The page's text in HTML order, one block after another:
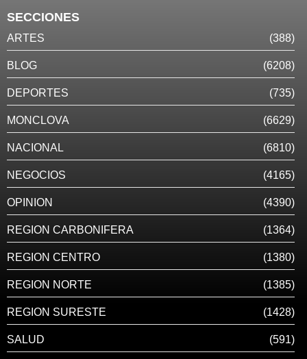
SECCIONES
ARTES (388)
BLOG (6208)
DEPORTES (735)
MONCLOVA (6629)
NACIONAL (6810)
NEGOCIOS (4165)
OPINION (4390)
REGION CARBONIFERA (1364)
REGION CENTRO (1380)
REGION NORTE (1385)
REGION SURESTE (1428)
SALUD (591)